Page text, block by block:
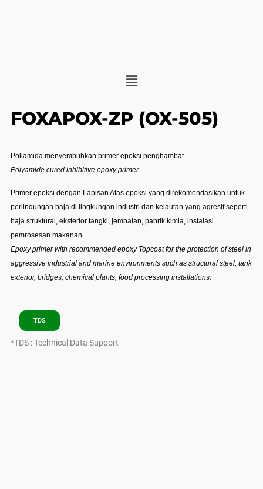
FOXAPOX-ZP (OX-505)
Poliamida menyembuhkan primer epoksi penghambat.
Polyamide cured inhibitive epoxy primer.
Primer epoksi dengan Lapisan Atas epoksi yang direkomendasikan untuk
perlindungan baja di lingkungan industri dan kelautan yang agresif seperti
baja struktural, eksterior tangki, jembatan, pabrik kimia, instalasi
pemrosesan makanan.
Epoxy primer with recommended epoxy Topcoat for the protection of steel in
aggressive industrial and marine environments such as structural steel, tank
exterior, bridges, chemical plants, food processing installations.
TDS
*TDS : Technical Data Support